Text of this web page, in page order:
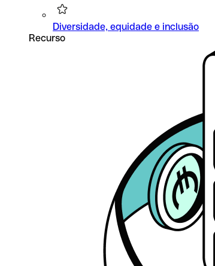
Diversidade, equidade e inclusão
Recurso